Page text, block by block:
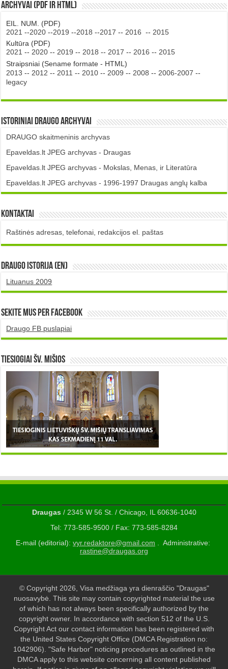
Archyvai (PDF ir HTML)
EIL. NUM. (PDF)
2021 --2020 --2019 --2018 --2017 -- 2016 -- 2015
Kultūra (PDF)
2021 -- 2020 -- 2019 -- 2018 -- 2017 -- 2016 -- 2015
Straipsniai (Sename formate - HTML)
2013 -- 2012 -- 2011 -- 2010 -- 2009 -- 2008 -- 2006-2007 --
legacy
Istoriniai DRAUGO Archyvai
DRAUGO skaitmeninis archyvas
Epaveldas.lt JPEG archyvas - Draugas
Epaveldas.lt JPEG archyvas - Mokslas, Menas, ir Literatūra
Epaveldas.lt JPEG archyvas - 1996-1997 Draugas anglų kalba
Kontaktai
Raštinės adresas, telefonai, redakcijos el. paštas
DRAUGO istorija (EN)
Lituanus 2009
Sekite mus per Facebook
Draugo FB puslapiai
TIESIOGIAI šv. MIŠIOS
Draugas/ 2345 W 56 St. / Chicago, IL 60636-1040
Tel: 773-585-9500 / Fax: 773-585-8284
E-mail (editorial): vyr.redaktore@gmail.com . Administrative:
rastine@draugas.org
© Copyright 2026, Visa medžiaga yra dienraščio "Draugas"
nuosavybė. This site may contain copyrighted material the use
of which has not always been specifically authorized by the
copyright owner. In accordance with section 512 of the U.S.
Copyright Act our contact information has been registered with
the United States Copyright Office (DMCA Registration no:
1042906). "Safe Harbor" noticing procedures as outlined in the
DMCA apply to this website concerning all content published